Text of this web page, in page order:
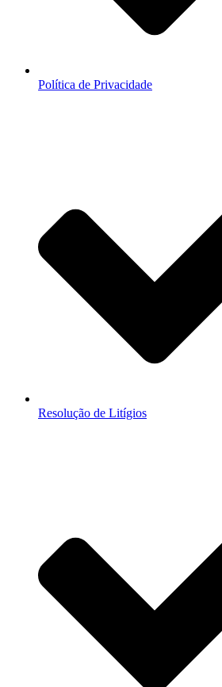
Política de Privacidade
Resolução de Litígios